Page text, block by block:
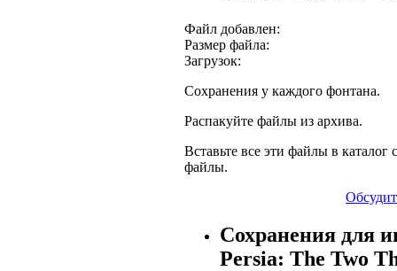
Файл добавлен:
Размер файла:
Загрузок:
Сохранения у каждого фонтана.
Распакуйте файлы из архива.
Вставьте все эти файлы в каталог
файлы.
Сохранения для
Persia: The Two